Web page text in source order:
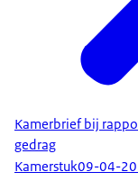
Kamerbrief bij
gedrag
Kamerstuk09-04-